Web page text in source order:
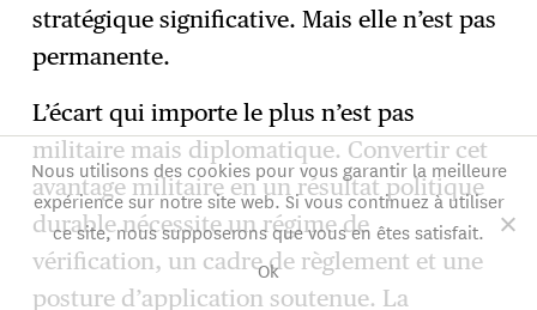
stratégique significative. Mais elle n’est pas
permanente.
L’écart qui importe le plus n’est pas
militaire mais diplomatique. Convertir cet
avantage militaire en un résultat politique
durable nécessite un régime de
vérification, un cadre de règlement et une
posture d’application soutenue. La
Nous utilisons des cookies pour vous garantir la meilleure
expérience sur notre site web. Si vous continuez à utiliser
ce site, nous supposerons que vous en êtes satisfait.
Ok